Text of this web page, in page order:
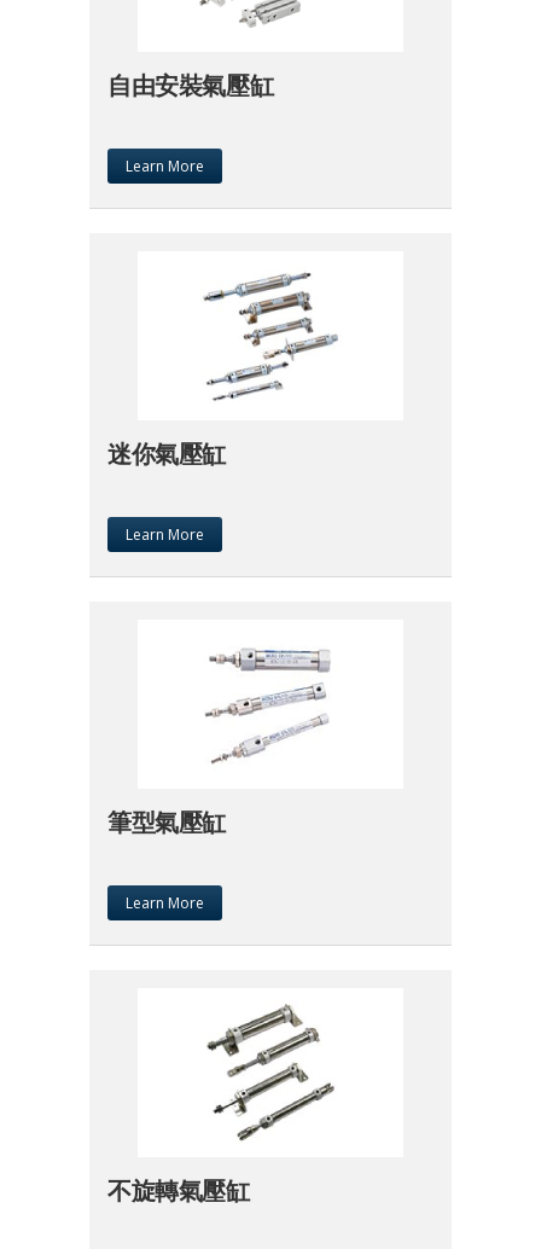
自由安裝氣壓缸
Learn More
迷你氣壓缸
Learn More
筆型氣壓缸
Learn More
不旋轉氣壓缸